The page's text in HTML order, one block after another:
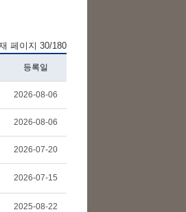
페이지 30/180
등록일
2026-08-06
2026-08-06
2026-07-20
2026-07-15
2025-08-22